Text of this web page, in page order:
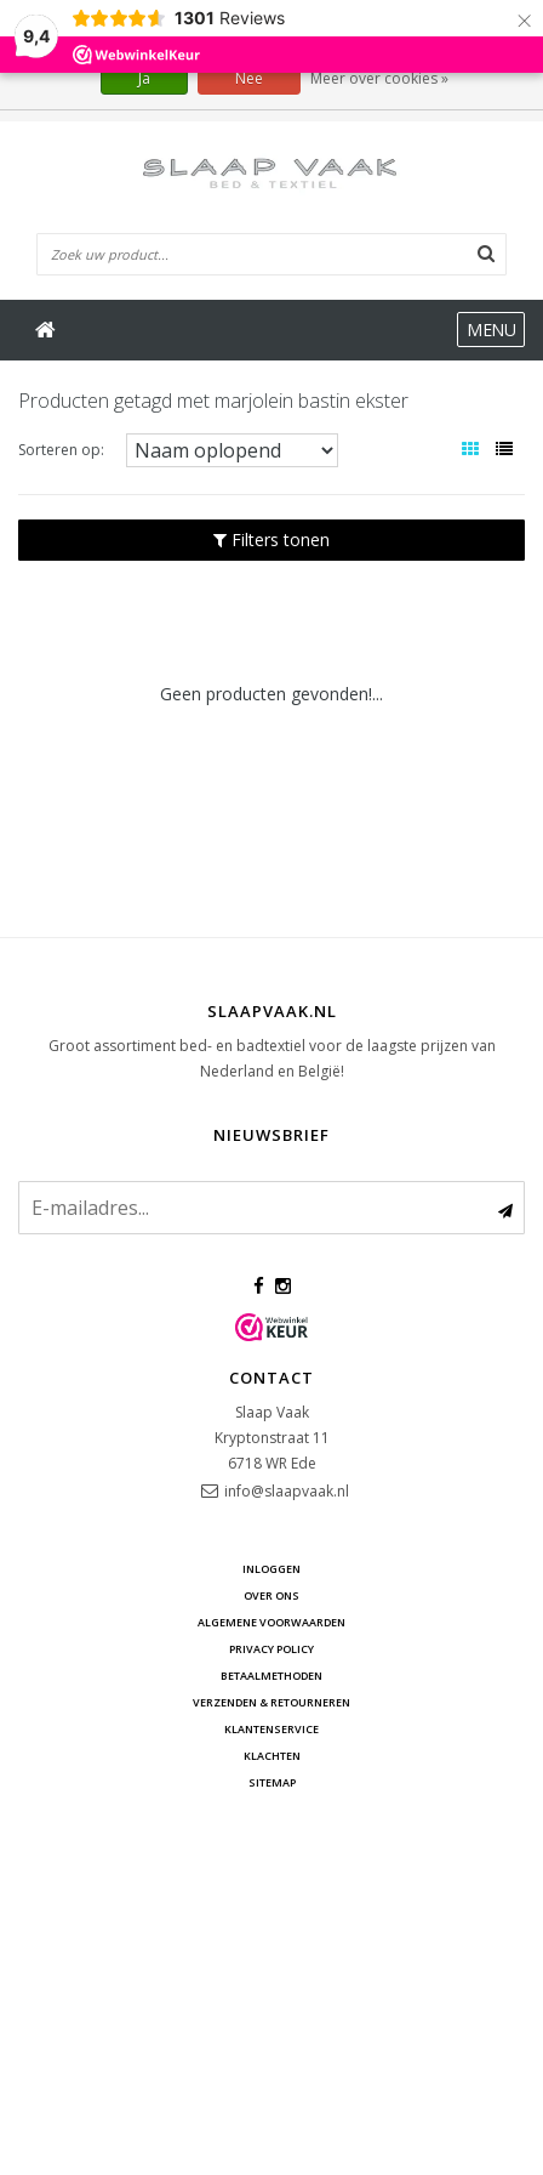
9,4
1301 Reviews ×
MENU
Producten getagd met marjolein bastin ekster
Sorteren op:
Filters tonen
Geen producten gevonden!...
SLAAPVAAK.NL
Groot assortiment bed- en badtextiel voor de laagste prijzen van
Nederland en België!
NIEUWSBRIEF
CONTACT
Slaap Vaak
Kryptonstraat 11
6718 WR Ede
info@slaapvaak.nl
INLOGGEN
OVER ONS
ALGEMENE VOORWAARDEN
PRIVACY POLICY
BETAALMETHODEN
VERZENDEN & RETOURNEREN
KLANTENSERVICE
KLACHTEN
SITEMAP
Wij slaan cookies op om onze website te verbeteren. Is dat akkoord?
Ja Nee Meer over cookies »